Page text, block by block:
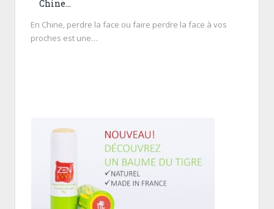
Chine…
En Chine, perdre la face ou faire perdre la face à vos
proches est une…